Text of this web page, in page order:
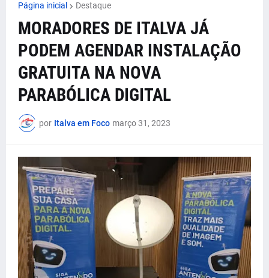
Página inicial Destaque
MORADORES DE ITALVA JÁ
PODEM AGENDAR INSTALAÇÃO
GRATUITA NA NOVA
PARABÓLICA DIGITAL
por Italva em Foco março 31, 2023